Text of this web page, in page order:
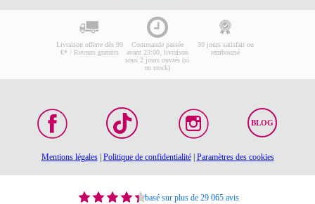
Livraison offerte dès 99
€* / Retours gratuits
Commande passée
avant 23:00, livraison
sous 2 jours ouvrés (si
en stock)
30 jours satisfait ou
remboursé
BLOG
Mentions légales| Politique de confidentialité| Paramètres des cookies
basé sur plus de 29 065 avis